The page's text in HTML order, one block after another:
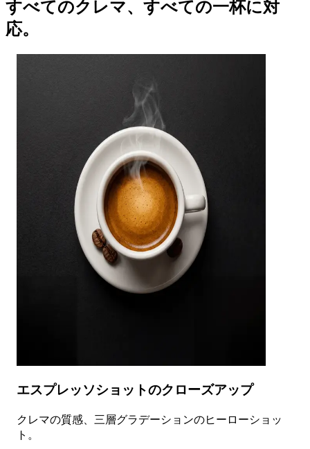
すべてのクレマ、すべての一杯に対
応。
エスプレッソショットのクローズアップ
クレマの質感、三層グラデーションのヒーローショッ
ト。